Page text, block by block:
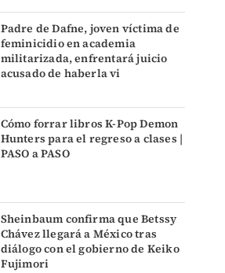
Padre de Dafne, joven víctima de
feminicidio en academia
militarizada, enfrentará juicio
acusado de haberla vi
Cómo forrar libros K-Pop Demon
Hunters para el regreso a clases |
PASO a PASO
Sheinbaum confirma que Betssy
Chávez llegará a México tras
diálogo con el gobierno de Keiko
Fujimori